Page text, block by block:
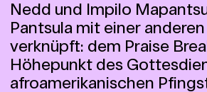
Nedd und Impilo
Pantsula mit einer
verknüpft: dem Praise
Höhepunkt des
afroamerikanischen